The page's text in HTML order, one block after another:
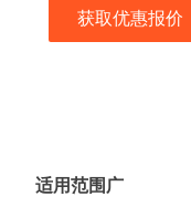
获取优惠报价
适用范围广